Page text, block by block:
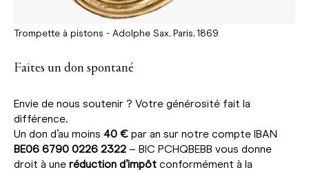
Faites un don spontané
Envie de nous soutenir ? Votre générosité fait la
différence.
Un don d’au moins 40 € par an sur notre compte IBAN
BE06 6790 0226 2322 – BIC PCHQBEBB vous donne
droit à une réduction d’impôt conformément à la
Trompette à pistons - Adolphe Sax, Paris, 1869